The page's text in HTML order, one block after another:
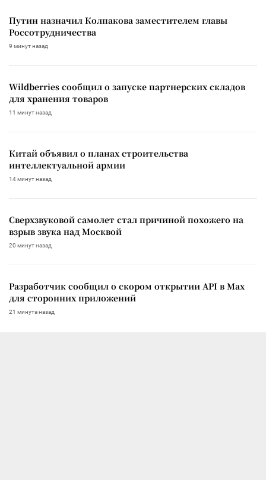
Путин назначил Колпакова заместителем главы
Россотрудничества
9 минут назад
Wildberries сообщил о запуске партнерских складов
для хранения товаров
11 минут назад
Китай объявил о планах строительства
интеллектуальной армии
14 минут назад
Сверхзвуковой самолет стал причиной похожего на
взрыв звука над Москвой
20 минут назад
Разработчик сообщил о скором открытии API в Max
для сторонних приложений
21 минута назад